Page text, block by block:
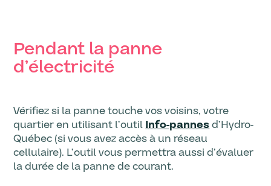
Pendant la panne
d’électricité
Vérifiez si la panne touche vos voisins, votre
quartier en utilisant l’outilInfo-pannesd’Hydro-
Québec (si vous avez accès à un réseau
cellulaire). L’outil vous permettra aussi d’évaluer
la durée de la panne de courant.